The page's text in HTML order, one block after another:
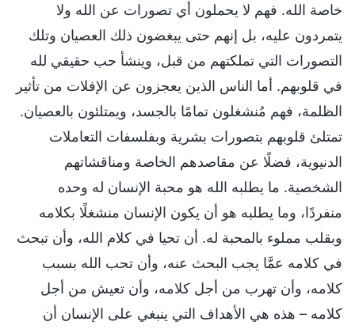
خاصة الله. فهم لا يحملون أي تصورات عن الله ولا
يتمردون عليه، بل إنهم حتى يبغضون ذلك العصيان وتلك
التصورات التي تملكتهم من قبل، وينشأ حب حقيقي لله
في قلوبهم. أما الناس الذين يعجزون عن الإفلات من تأثير
الظلمة، فهم مُنشغلون تمامًا بالجسد، ويمتلئون بالعصيان.
تمتلئ قلوبهم بتصورات بشرية وبفلسفات التعاملات
الدنيوية، فضلًا عن مقاصدهم الخاصة ومناقشاتهم
الشخصية. ما يطلبه الله هو محبة الإنسان له وحده
منفردًا، وما يطلبه هو أن يكون الإنسان منشغلًا بكلامه
وبقلب مملوء بالمحبة له. أن تحيا في كلام الله، وأن تبحث
في كلامه عمَّا يجب البحث عنه، وأن تحب الله بسبب
كلامه، وأن تهرب من أجل كلامه، وأن تعيش من أجل
كلامه – هذه هي الأهداف التي ينبغي على الإنسان أن